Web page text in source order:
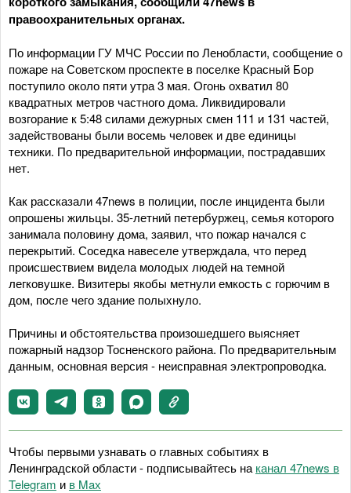
правоохранительных органах.
По информации ГУ МЧС России по Ленобласти, сообщение о
пожаре на Советском проспекте в поселке Красный Бор
поступило около пяти утра 3 мая. Огонь охватил 80
квадратных метров частного дома. Ликвидировали
возгорание к 5:48 силами дежурных смен 111 и 131 частей,
задействованы были восемь человек и две единицы
техники. По предварительной информации, пострадавших
нет.
Как рассказали 47news в полиции, после инцидента были
опрошены жильцы. 35-летний петербуржец, семья которого
занимала половину дома, заявил, что пожар начался с
перекрытий. Соседка навеселе утверждала, что перед
происшествием видела молодых людей на темной
легковушке. Визитеры якобы метнули емкость с горючим в
дом, после чего здание полыхнуло.
Причины и обстоятельства произошедшего выясняет
пожарный надзор Тосненского района. По предварительным
данным, основная версия - неисправная электропроводка.
Чтобы первыми узнавать о главных событиях в
Ленинградской области - подписывайтесь на канал 47news в
Telegram и в Maх